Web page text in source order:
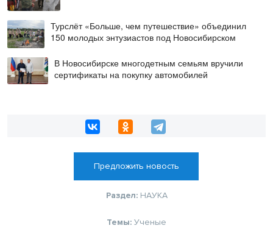
Турслёт «Больше, чем путешествие» объединил
150 молодых энтузиастов под Новосибирском
В Новосибирске многодетным семьям вручили
сертификаты на покупку автомобилей
Предложить новость
Раздел: НАУКА
Темы: Ученые